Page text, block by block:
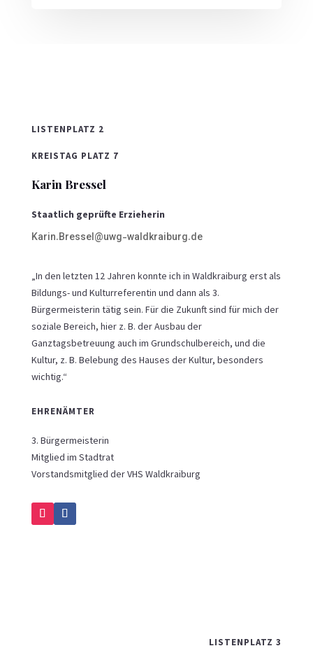
LISTENPLATZ 2
KREISTAG PLATZ 7
Karin Bressel
Staatlich geprüfte Erzieherin
Karin.Bressel@uwg-waldkraiburg.de
„In den letzten 12 Jahren konnte ich in Waldkraiburg erst als
Bildungs- und Kulturreferentin und dann als 3.
Bürgermeisterin tätig sein. Für die Zukunft sind für mich der
soziale Bereich, hier z. B. der Ausbau der
Ganztagsbetreuung auch im Grundschulbereich, und die
Kultur, z. B. Belebung des Hauses der Kultur, besonders
wichtig.“
EHRENÄMTER
3. Bürgermeisterin
Mitglied im Stadtrat
Vorstandsmitglied der VHS Waldkraiburg
LISTENPLATZ 3